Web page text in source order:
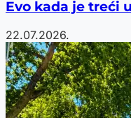
Evo kada je treći
22.07.2026.